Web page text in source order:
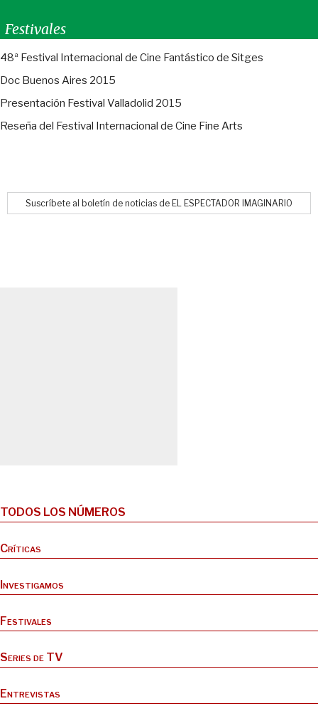
Festivales
48ª Festival Internacional de Cine Fantástico de Sitges
Doc Buenos Aires 2015
Presentación Festival Valladolid 2015
Reseña del Festival Internacional de Cine Fine Arts
Suscríbete al boletín de noticias de EL ESPECTADOR IMAGINARIO
TODOS LOS NÚMEROS
Críticas
Investigamos
Festivales
Series de TV
Entrevistas